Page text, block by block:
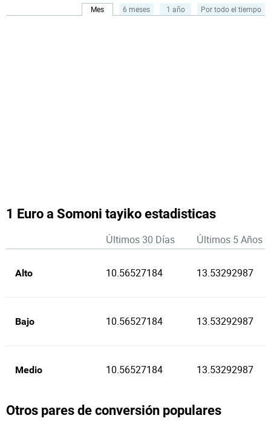
Mes 6 meses 1 año Por todo el tiempo
1 Euro a Somoni tayiko estadisticas
Últimos 30 Días Últimos 5 Años
Alto 10.56527184 13.53292987
Bajo 10.56527184 13.53292987
Medio 10.56527184 13.53292987
Otros pares de conversión populares